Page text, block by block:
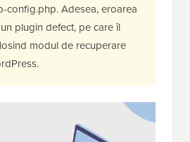
config.php. Adesea, eroarea
plugin defect, pe care îl
modul de recuperare